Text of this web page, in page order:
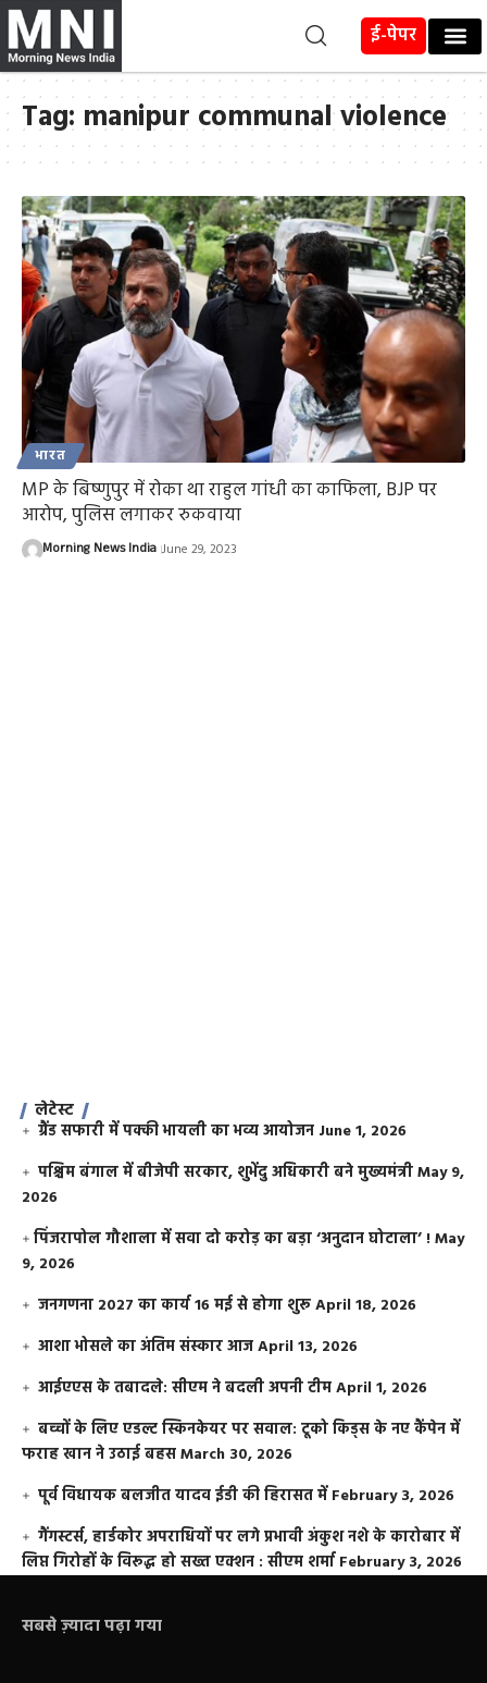
ई-पेपर
Tag: manipur communal violence
भारत
MP के बिष्णुपुर में रोका था राहुल गांधी का काफिला, BJP पर
आरोप, पुलिस लगाकर रुकवाया
Morning News India June 29, 2023
लेटेस्ट
ग्रैंड सफारी में पक्की भायली का भव्य आयोजन June 1, 2026
पश्चिम बंगाल में बीजेपी सरकार, शुभेंदु अधिकारी बने मुख्यमंत्रीMay 9,
2026
​पिंजरापोल गौशाला में सवा दो करोड़ का बड़ा ‘अनुदान घोटाला’ !May
9, 2026
जनगणना 2027 का कार्य 16 मई से होगा शुरूApril 18, 2026
आशा भोसले का अंतिम संस्कार आजApril 13, 2026
आईएएस के तबादले: सीएम ने बदली अपनी टीमApril 1, 2026
बच्चों के लिए एडल्ट स्किनकेयर पर सवाल: टूको किड्स के नए कैंपेन में
फराह खान ने उठाई बहसMarch 30, 2026
पूर्व विधायक बलजीत यादव ईडी की हिरासत में February 3, 2026
गैंगस्टर्स, हार्डकोर अपराधियों पर लगे प्रभावी अंकुश नशे के कारोबार में
लिप्त गिरोहों के विरूद्ध हो सख्त एक्शन : सीएम शर्मा February 3, 2026
सबसे ज़्यादा पढ़ा गया